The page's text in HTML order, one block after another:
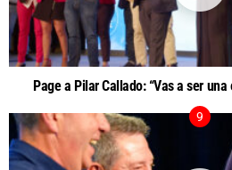
Page a Pilar Callado: “Vas a ser